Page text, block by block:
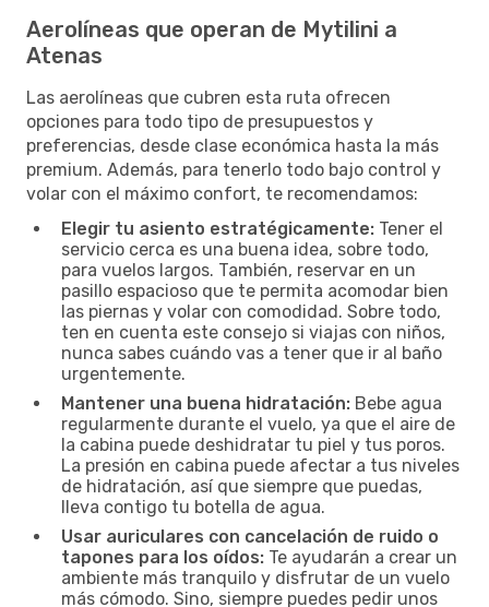
Aerolíneas que operan de Mytilini a
Atenas
Las aerolíneas que cubren esta ruta ofrecen
opciones para todo tipo de presupuestos y
preferencias, desde clase económica hasta la más
premium. Además, para tenerlo todo bajo control y
volar con el máximo confort, te recomendamos:
Elegir tu asiento estratégicamente: Tener el
servicio cerca es una buena idea, sobre todo,
para vuelos largos. También, reservar en un
pasillo espacioso que te permita acomodar bien
las piernas y volar con comodidad. Sobre todo,
ten en cuenta este consejo si viajas con niños,
nunca sabes cuándo vas a tener que ir al baño
urgentemente.
Mantener una buena hidratación: Bebe agua
regularmente durante el vuelo, ya que el aire de
la cabina puede deshidratar tu piel y tus poros.
La presión en cabina puede afectar a tus niveles
de hidratación, así que siempre que puedas,
lleva contigo tu botella de agua.
Usar auriculares con cancelación de ruido o
tapones para los oídos: Te ayudarán a crear un
ambiente más tranquilo y disfrutar de un vuelo
más cómodo. Sino, siempre puedes pedir unos